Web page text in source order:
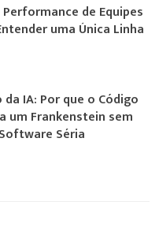
de Equipes
uma Única Linha
IA: Por que o Código
um Frankenstein sem
Séria